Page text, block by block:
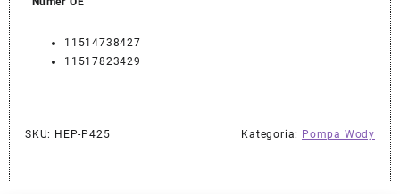
11514738427
11517823429
SKU: HEP-P425 Kategoria: Pompa Wody